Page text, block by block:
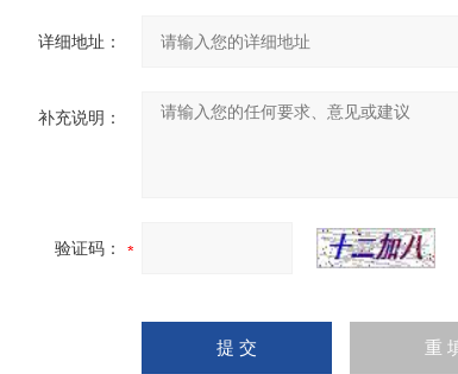
详细地址：
补充说明：
验证码：